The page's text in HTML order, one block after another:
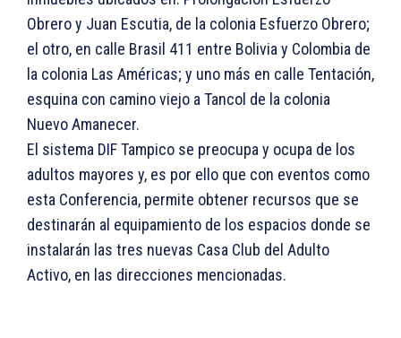
Obrero y Juan Escutia, de la colonia Esfuerzo Obrero;
el otro, en calle Brasil 411 entre Bolivia y Colombia de
la colonia Las Américas; y uno más en calle Tentación,
esquina con camino viejo a Tancol de la colonia
Nuevo Amanecer.
El sistema DIF Tampico se preocupa y ocupa de los
adultos mayores y, es por ello que con eventos como
esta Conferencia, permite obtener recursos que se
destinarán al equipamiento de los espacios donde se
instalarán las tres nuevas Casa Club del Adulto
Activo, en las direcciones mencionadas.